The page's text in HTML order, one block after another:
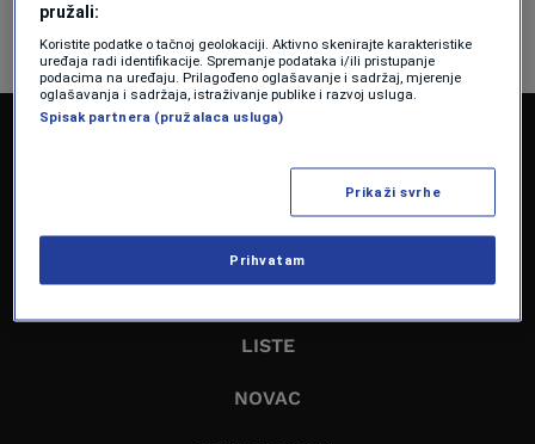
BIZNIS
LIDERI
LISTE
NOVAC
pružali:
Koristite podatke o tačnoj geolokaciji. Aktivno skenirajte karakteristike
uređaja radi identifikacije. Spremanje podataka i/ili pristupanje
podacima na uređaju. Prilagođeno oglašavanje i sadržaj, mjerenje
oglašavanja i sadržaja, istraživanje publike i razvoj usluga.
Spisak partnera (pružalaca usluga)
Prikaži svrhe
Prihvatam